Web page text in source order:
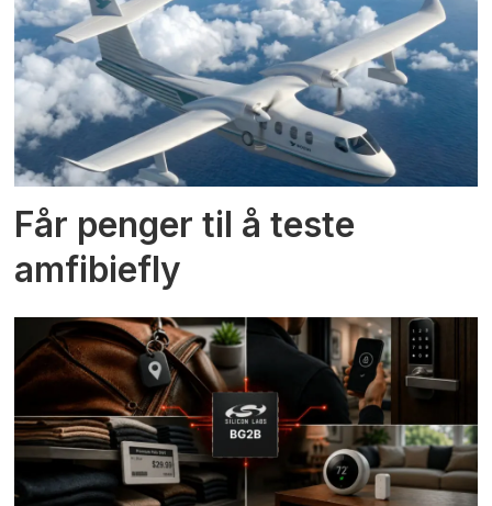
Får penger til å teste
amfibiefly